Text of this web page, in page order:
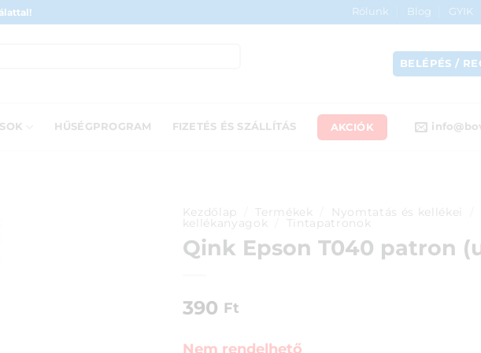
Rólunk Blog GYIK
BELÉPÉS /
HŰSÉGPROGRAM FIZETÉS ÉS SZÁLLÍTÁS AKCIÓK
Kezdőlap Termékek Nyomtatás és kellékei
kellékanyagok
Tintapatronok
Qink Epson T040 patron
390 Ft
Nem rendelhető